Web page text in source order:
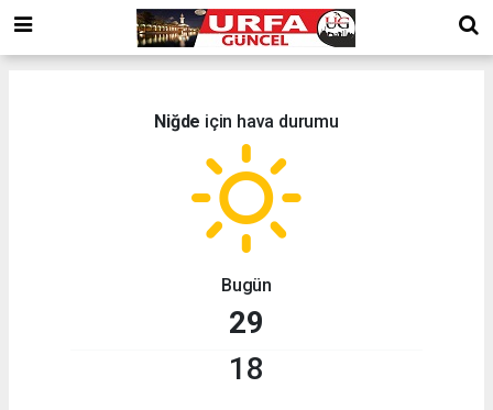
Niğde için hava durumu
Bugün
29
18